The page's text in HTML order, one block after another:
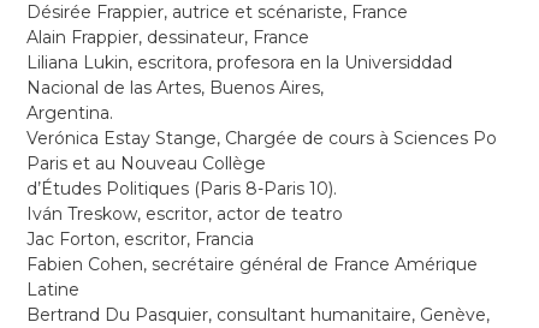
Désirée Frappier, autrice et scénariste, France
Alain Frappier, dessinateur, France
Liliana Lukin, escritora, profesora en la Universiddad
Nacional de las Artes, Buenos Aires,
Argentina.
Verónica Estay Stange, Chargée de cours à Sciences Po
Paris et au Nouveau Collège
d’Études Politiques (Paris 8-Paris 10).
Iván Treskow, escritor, actor de teatro
Jac Forton, escritor, Francia
Fabien Cohen, secrétaire général de France Amérique
Latine
Bertrand Du Pasquier, consultant humanitaire, Genève,